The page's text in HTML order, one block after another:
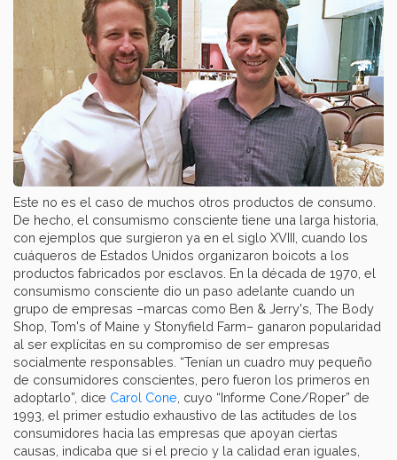
Este no es el caso de muchos otros productos de consumo.
De hecho, el consumismo consciente tiene una larga historia,
con ejemplos que surgieron ya en el siglo XVIII, cuando los
cuáqueros de Estados Unidos organizaron boicots a los
productos fabricados por esclavos. En la década de 1970, el
consumismo consciente dio un paso adelante cuando un
grupo de empresas –marcas como Ben & Jerry's, The Body
Shop, Tom's of Maine y Stonyfield Farm– ganaron popularidad
al ser explícitas en su compromiso de ser empresas
socialmente responsables. “Tenían un cuadro muy pequeño
de consumidores conscientes, pero fueron los primeros en
adoptarlo”, dice Carol Cone , cuyo “Informe Cone/Roper” de
1993, el primer estudio exhaustivo de las actitudes de los
consumidores hacia las empresas que apoyan ciertas
causas, indicaba que si el precio y la calidad eran iguales,